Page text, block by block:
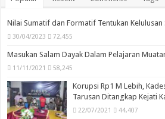
Nilai Sumatif dan Formatif Tentukan Kelulusan
30/04/2023 72,455
Masukan Salam Dayak Dalam Pelajaran
11/11/2021 58,245
Korupsi Rp1 M Lebih,
Tarusan Ditangkap Kejati
22/07/2021 44,407